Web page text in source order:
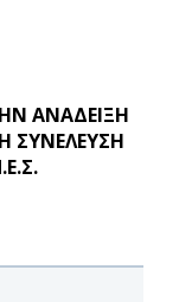
ΑΝΑΔΕΙΞΗ
ΣΥΝΕΛΕΥΣΗ